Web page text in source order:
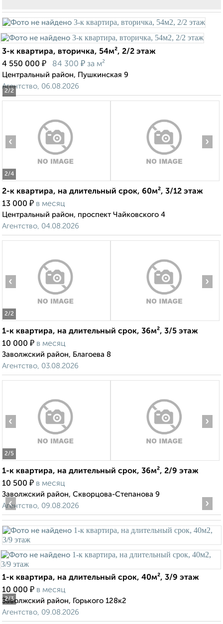
2/2
3-к квартира, вторичка, 54м², 2/2 этаж
4 550 000 ₽ 84 300 ₽ за м²
Центральный район, Пушкинская 9
Агентство, 06.08.2026
2/4
‹ ›
2-к квартира, на длительный срок, 60м², 3/12 этаж
13 000 ₽ в месяц
Центральный район, проспект Чайковского 4
Агентство, 04.08.2026
2/2
‹ ›
1-к квартира, на длительный срок, 36м², 3/5 этаж
10 000 ₽ в месяц
Заволжский район, Благоева 8
Агентство, 03.08.2026
2/5
‹ ›
1-к квартира, на длительный срок, 36м², 2/9 этаж
10 500 ₽ в месяц
Заволжский район, Скворцова-Степанова 9
Агентство, 09.08.2026
2/3
‹ ›
1-к квартира, на длительный срок, 40м², 3/9 этаж
10 000 ₽ в месяц
Заволжский район, Горького 128к2
Агентство, 09.08.2026